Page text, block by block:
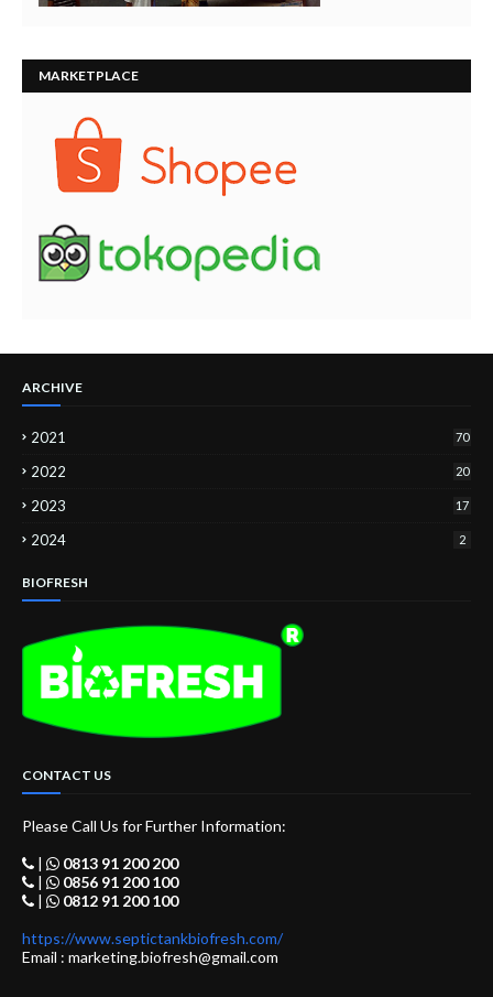
MARKETPLACE
ARCHIVE
2021 70
2022 20
2023 17
2024 2
BIOFRESH
CONTACT US
Please Call Us for Further Information:
|
0813 91 200 200
|
0856 91 200 100
|
0812 91 200 100
https://www.septictankbiofresh.com/
Email : marketing.biofresh@gmail.com